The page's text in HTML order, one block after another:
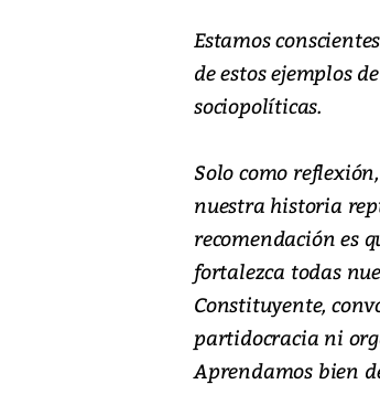
Estamos
de estos ejemplos
sociopolíticas.
Solo como
nuestra historia
recomendación es
fortalezca todas
Constituyente,
partidocracia ni
Aprendamos bien